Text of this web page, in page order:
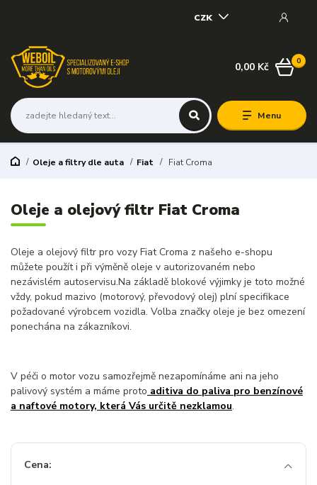
Menu
CZK
0
0,00 Kč
Oleje a filtry dle auta Fiat Fiat Croma
Oleje a olejový filtr Fiat Croma
Oleje a olejový filtr pro vozy Fiat Croma z našeho e-shopu
můžete použít i při výměně oleje v autorizovaném nebo
nezávislém autoservisu.Na základě blokové výjimky je toto možné
vždy, pokud mazivo (motorový, převodový olej) plní specifikace
požadované výrobcem vozidla. Volba značky oleje je bez omezení
ponechána na zákazníkovi.
V péči o motor vozu samozřejmě nezapomínáme ani na jeho
palivový systém a máme proto aditiva do paliva pro benzínové
a naftové motory, která Vás určitě nezklamou.
Cena: